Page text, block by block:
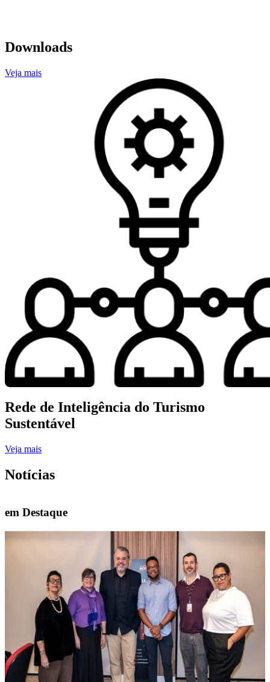
Downloads
Veja mais
Rede de Inteligência do Turismo
Sustentável
Veja mais
Notícias
em Destaque